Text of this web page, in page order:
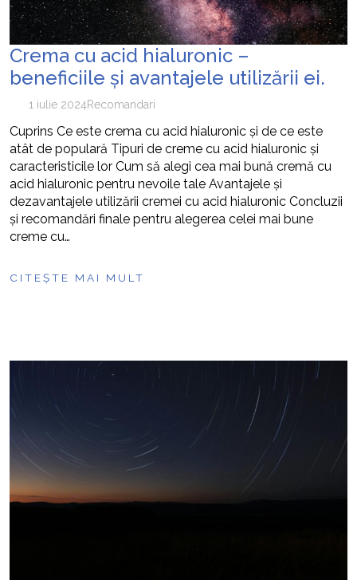
Crema cu acid hialuronic –
beneficiile și avantajele utilizării ei.
1 iulie 2024Recomandari
Cuprins Ce este crema cu acid hialuronic și de ce este
atât de populară Tipuri de creme cu acid hialuronic și
caracteristicile lor Cum să alegi cea mai bună cremă cu
acid hialuronic pentru nevoile tale Avantajele și
dezavantajele utilizării cremei cu acid hialuronic Concluzii
și recomandări finale pentru alegerea celei mai bune
creme cu…
CITEȘTE MAI MULT